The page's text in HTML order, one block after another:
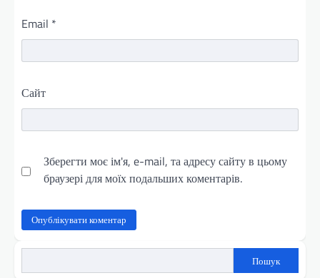
Email *
Сайт
Зберегти моє ім'я, e-mail, та адресу сайту в цьому
браузері для моїх подальших коментарів.
Пошук